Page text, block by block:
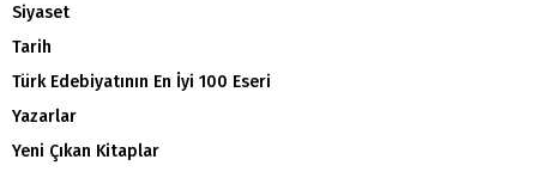
Siyaset
Tarih
Türk Edebiyatının En İyi 100 Eseri
Yazarlar
Yeni Çıkan Kitaplar